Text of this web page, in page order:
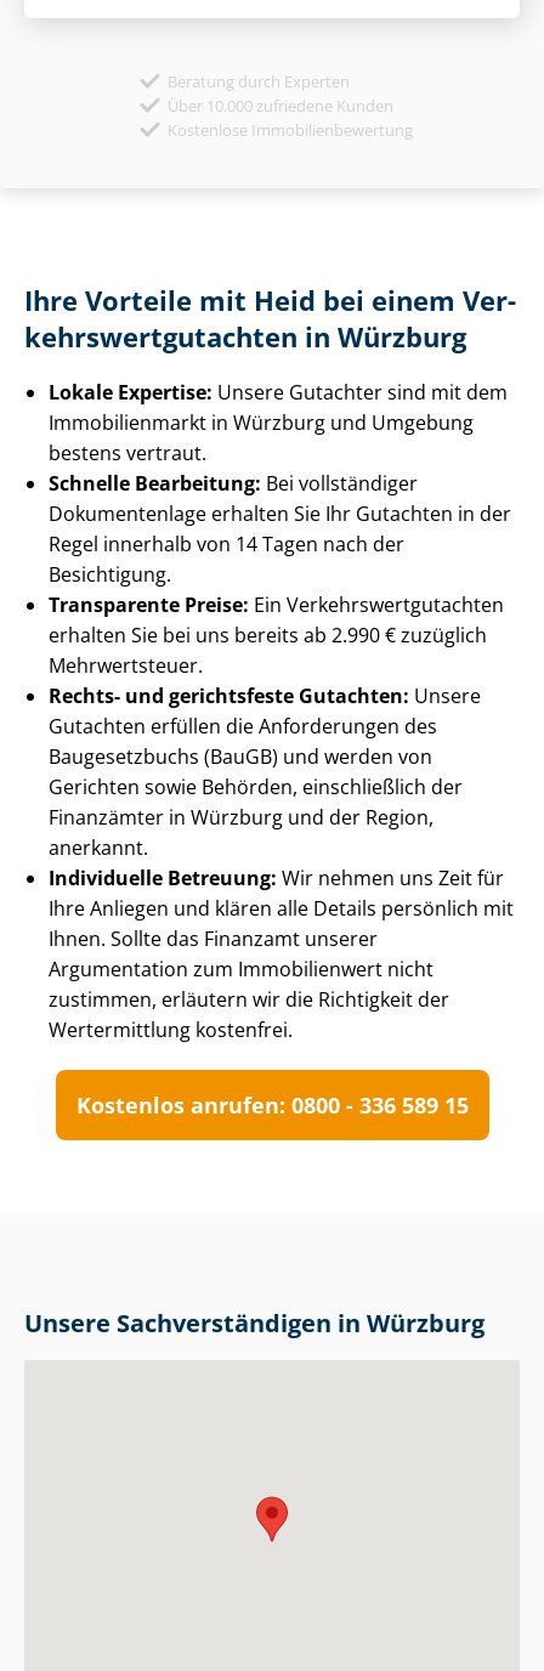
Beratung durch Experten
Über 10.000 zufriedene Kunden
Kostenlose Immobilienbewertung
Ihre Vorteile mit Heid bei einem Ver­
kehrs­wert­gut­ach­ten in Würzburg
Lokale Expertise: Unsere Gutachter sind mit dem
Immobilienmarkt in Würzburg und Umgebung
bestens vertraut.
Schnelle Bearbeitung: Bei vollständiger
Dokumentenlage erhalten Sie Ihr Gutachten in der
Regel innerhalb von 14 Tagen nach der
Besichtigung.
Transparente Preise: Ein Ver­kehrs­wert­gut­ach­ten
erhalten Sie bei uns bereits ab 2.990 € zuzüglich
Mehrwertsteuer.
Rechts- und gerichtsfeste Gutachten: Unsere
Gutachten erfüllen die Anforderungen des
Baugesetzbuchs (BauGB) und werden von
Gerichten sowie Behörden, einschließlich der
Finanzämter in Würzburg und der Region,
anerkannt.
Individuelle Betreuung: Wir nehmen uns Zeit für
Ihre Anliegen und klären alle Details persönlich mit
Ihnen. Sollte das Finanzamt unserer
Argumentation zum Immobilienwert nicht
zustimmen, erläutern wir die Richtigkeit der
Wertermittlung kostenfrei.
Kostenlos anrufen: 0800 - 336 589 15
Unsere Sach­ver­stän­di­gen in Würzburg